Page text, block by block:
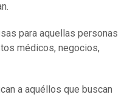
para aquellas personas
médicos, negocios,
a aquéllos que buscan